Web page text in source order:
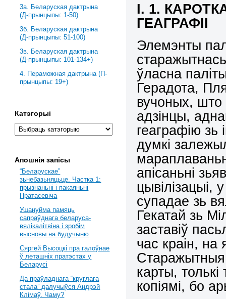
І. 1.
ГЕАГРАФІІ
Элемэнты
ўласна
Герадота,
вучоных, што
адзінцы,
геаграфію зь
думкі
апісаньні
цывілізацыі,
супадае зь
Гекатай зь
заставіў
час краін, на
Старажытныя
карты,
копіямі, бо
3a. Беларуская дактрына
(Д-прынцыпы: 1-50)
3б. Беларуская дактрына
(Д-прынцыпы: 51-100)
3в. Беларуская дактрына
(Д-прынцыпы: 101-134+)
4. Пераможная дактрына (П-
прынцыпы: 19+)
Катэгорыі
Апошнія запісы
“Беларускае”
зьнебазьняцьце. Частка 1:
прызнаньні і пакаяньні
Пратасевіча
Ушануйма памяць
сапраўднага беларуса-
вялікалітвіна і зробім
высновы на будучыню
Сяргей Высоцкі пра галоўнае
ў леташніх пратэстах у
Беларусі
Да праўладнага “круглага
стала” далучыўся Андрэй
Клімаў. Чаму?